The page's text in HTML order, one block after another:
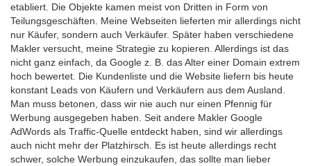
etabliert. Die Objekte kamen meist von Dritten in Form von
Teilungsgeschäften. Meine Webseiten lieferten mir allerdings nicht
nur Käufer, sondern auch Verkäufer. Später haben verschiedene
Makler versucht, meine Strategie zu kopieren. Allerdings ist das
nicht ganz einfach, da Google z. B. das Alter einer Domain extrem
hoch bewertet. Die Kundenliste und die Website liefern bis heute
konstant Leads von Käufern und Verkäufern aus dem Ausland.
Man muss betonen, dass wir nie auch nur einen Pfennig für
Werbung ausgegeben haben. Seit andere Makler Google
AdWords als Traffic-Quelle entdeckt haben, sind wir allerdings
auch nicht mehr der Platzhirsch. Es ist heute allerdings recht
schwer, solche Werbung einzukaufen, das sollte man lieber